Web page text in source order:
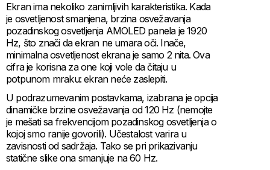
Ekran ima nekoliko zanimljivih karakteristika. Kada
je osvetljenost smanjena, brzina osvežavanja
pozadinskog osvetljenja AMOLED panela je 1920
Hz, što znači da ekran ne umara oči. Inače,
minimalna osvetljenost ekrana je samo 2 nita. Ova
cifra je korisna za one koji vole da čitaju u
potpunom mraku: ekran neće zaslepiti.
U podrazumevanim postavkama, izabrana je opcija
dinamičke brzine osvežavanja od 120 Hz (nemojte
je mešati sa frekvencijom pozadinskog osvetljenja o
kojoj smo ranije govorili). Učestalost varira u
zavisnosti od sadržaja. Tako se pri prikazivanju
statične slike ona smanjuje na 60 Hz.